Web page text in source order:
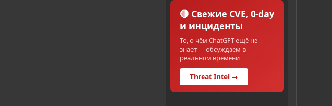
🔴 Свежие CVE, 0-day
и инциденты
То, о чём ChatGPT ещё не
знает — обсуждаем в
реальном времени
Threat Intel →